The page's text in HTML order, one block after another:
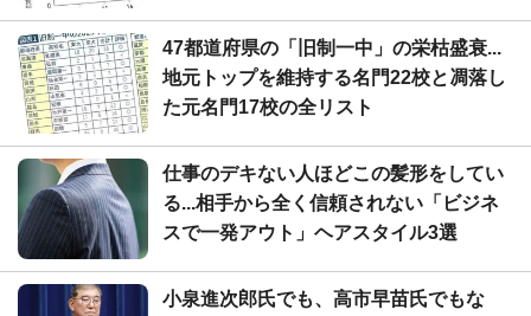
47都道府県の「旧制一中」の栄枯盛衰...
地元トップを維持する名門22校と凋落し
た元名門17校の全リスト
仕事のデキない人ほどこの髪形をしてい
る...相手から全く信頼されない「ビジネ
スで一発アウト」ヘアスタイル3選
小泉進次郎氏でも、高市早苗氏でもな